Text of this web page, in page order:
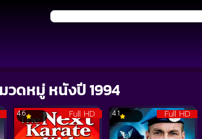
ดหมู่ หนังปี 1994
Full HD
4.6 Full HD
4.1